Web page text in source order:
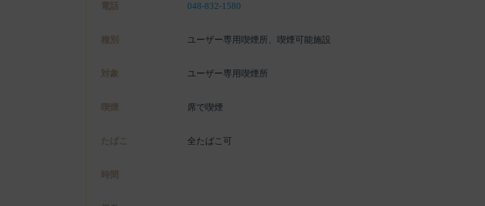
電話 048-832-1580
種別 ユーザー専用喫煙所、喫煙可能施設
対象 ユーザー専用喫煙所
喫煙 席で喫煙
たばこ 全たばこ可
時間